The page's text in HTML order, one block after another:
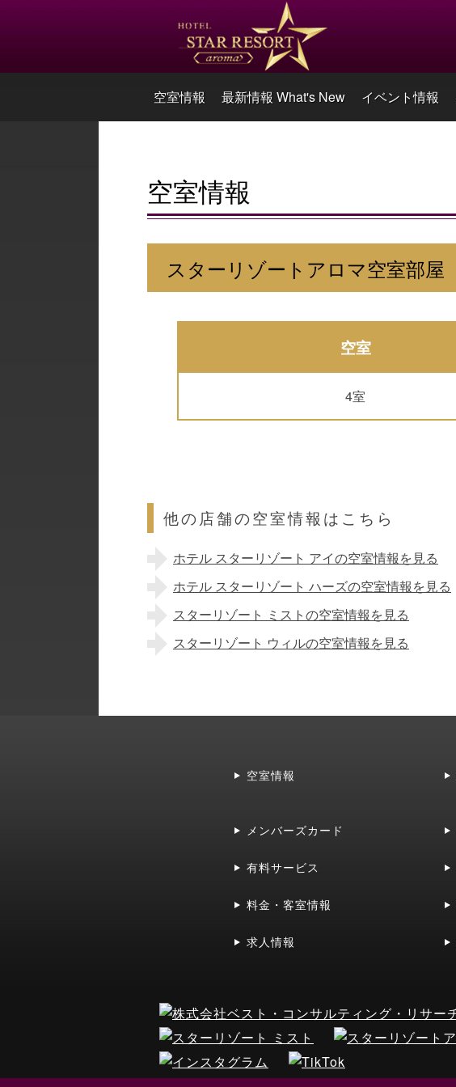
空室情報 最新情報 What's New イベント情報
空室情報
スターリゾートアロマ空室部屋
空室
4室
他の店舗の空室情報はこちら
ホテル スターリゾート アイの空室情報を見る
ホテル スターリゾート ハーズの空室情報を見る
スターリゾート ミストの空室情報を見る
スターリゾート ウィルの空室情報を見る
空室情報
メンバーズカード
有料サービス
料金・客室情報
求人情報